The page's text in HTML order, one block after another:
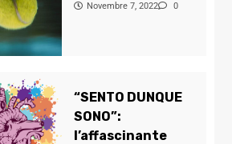
Novembre 7, 2022
0
“SENTO DUNQUE
SONO”:
l’affascinante